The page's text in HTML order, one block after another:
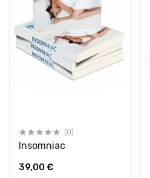
(0)
Insomniac
39,00 €